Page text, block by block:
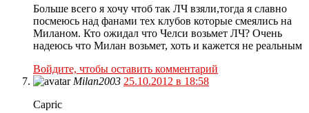
Больше всего я хочу чтоб так ЛЧ взяли,тогда я славно
посмеюсь над фанами тех клубов которые смеялись на
Миланом. Кто ожидал что Челси возьмет ЛЧ? Очень
надеюсь что Милан возьмет, хоть и кажется не реальным
Войдите, чтобы оставить комментарий
Milan2003 25.10.2012 в 18:58
Capric